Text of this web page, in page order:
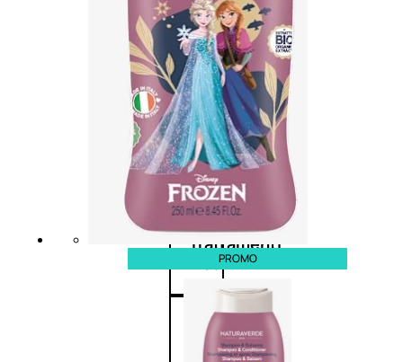
Corpo
Mani
Bagno
Detergenza
Trattamenti
viso
Maschere
nature
PROMO